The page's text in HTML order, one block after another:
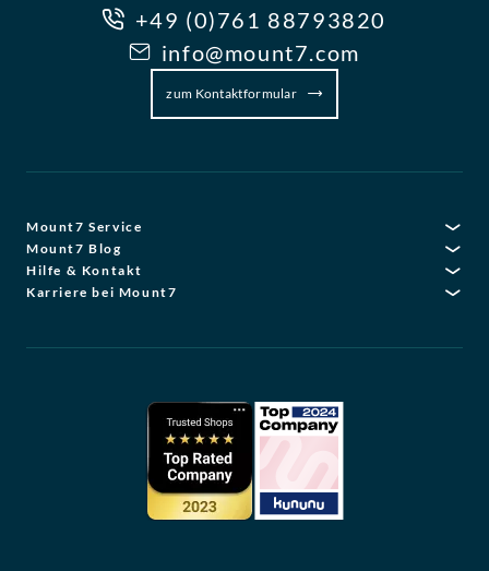
+49 (0)761 88793820
info@mount7.com
zum Kontaktformular
Mount7 Service
Mount7 Blog
Hilfe & Kontakt
Karriere bei Mount7